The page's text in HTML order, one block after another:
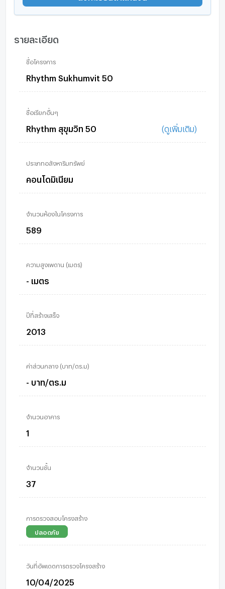
รายละเอียด
ชื่อโครงการ
Rhythm Sukhumvit 50
ชื่อเรียกอื่นๆ
Rhythm สุขุมวิท 50 (ดูเพิ่มเติม)
ประเภทอสังหาริมทรัพย์
คอนโดมิเนียม
จำนวนห้องในโครงการ
589
ความสูงเพดาน (เมตร)
- เมตร
ปีที่สร้างเสร็จ
2013
ค่าส่วนกลาง (บาท/ตร.ม)
- บาท/ตร.ม
จำนวนอาคาร
1
จำนวนชั้น
37
การตรวจสอบโครงสร้าง
ปลอดภัย
วันที่อัพเดตการตรวจโครงสร้าง
10/04/2025